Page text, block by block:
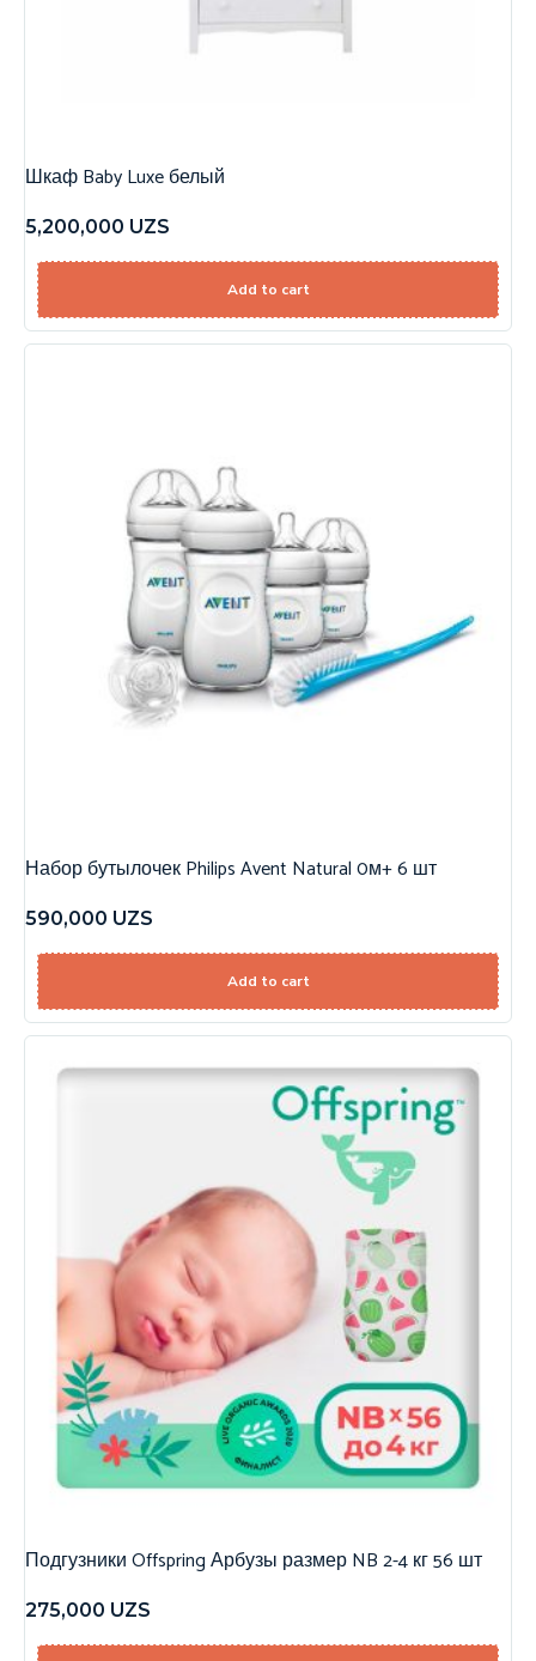
Шкаф Baby Luxe белый
5,200,000 UZS
Add to cart
Набор бутылочек Philips Avent Natural 0м+ 6 шт
590,000 UZS
Add to cart
Подгузники Offspring Арбузы размер NB 2-4 кг 56 шт
275,000 UZS